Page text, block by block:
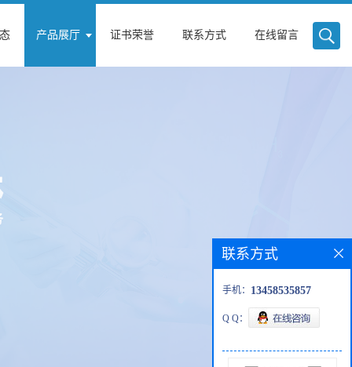
产品展厅 证书荣誉 联系方式 在线留言
联系方式
手机： 13458535857
Q Q：